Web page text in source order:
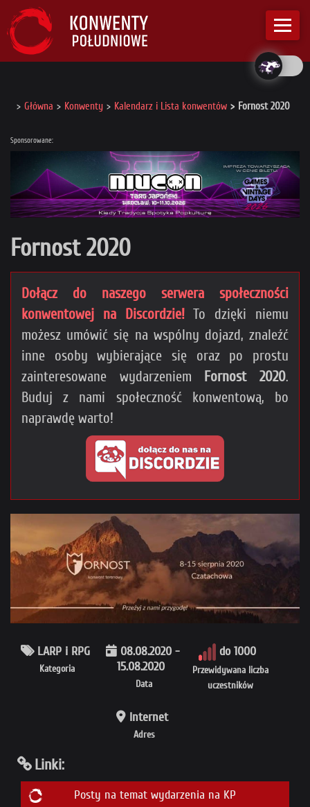
Główna Konwenty Kalendarz i Lista konwentów Fornost 2020
Sponsorowane:
Fornost 2020
Dołącz do naszego serwera społeczności
konwentowej na Discordzie!To dzięki niemu
możesz umówić się na wspólny dojazd, znaleźć
inne osoby wybierające się oraz po prostu
zainteresowane wydarzeniem Fornost 2020.
Buduj z nami społeczność konwentową, bo
naprawdę warto!
Kategoria
LARP i RPG
Data
08.08.2020 -
15.08.2020
Przewidywana liczba
uczestników
do 1000
Adres
Internet
Linki:
Posty na temat wydarzenia na KP